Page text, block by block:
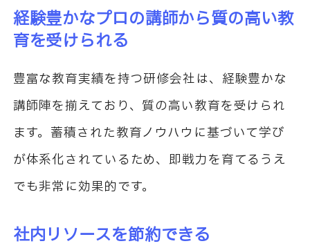
経験豊かなプロの講師から質の高い教
育を受けられる
豊富な教育実績を持つ研修会社は、経験豊かな
講師陣を揃えており、質の高い教育を受けられ
ます。蓄積された教育ノウハウに基づいて学び
が体系化されているため、即戦力を育てるうえ
でも非常に効果的です。
社内リソースを節約できる